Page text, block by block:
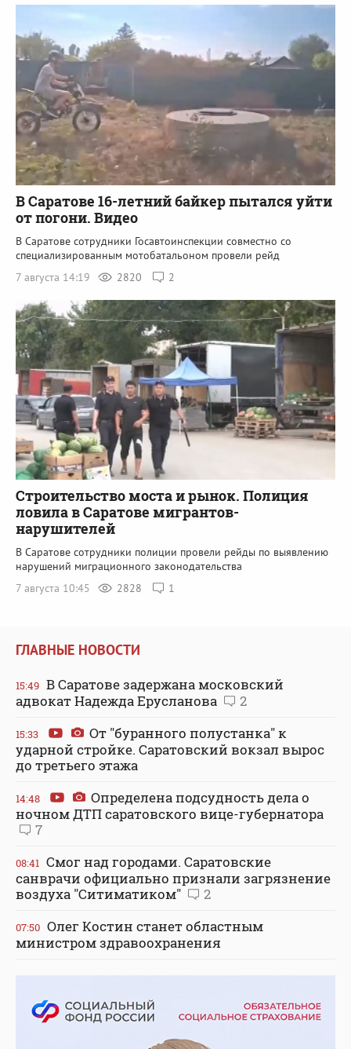
В Саратове 16-летний байкер пытался уйти
от погони. Видео
В Саратове сотрудники Госавтоинспекции совместно со
специализированным мотобатальоном провели рейд
7 августа 14:19
2820 2
Строительство моста и рынок. Полиция
ловила в Саратове мигрантов-
нарушителей
В Саратове сотрудники полиции провели рейды по выявлению
нарушений миграционного законодательства
7 августа 10:45
2828 1
ГЛАВНЫЕ НОВОСТИ
15:49 В Саратове задержана московский
адвокат Надежда Ерусланова
2
15:33
От "буранного полустанка" к
ударной стройке. Саратовский вокзал вырос
до третьего этажа
14:48
Определена подсудность дела о
ночном ДТП саратовского вице-губернатора
7
08:41 Смог над городами. Саратовские
санврачи официально признали загрязнение
воздуха "Ситиматиком"
2
07:50 Олег Костин станет областным
министром здравоохранения